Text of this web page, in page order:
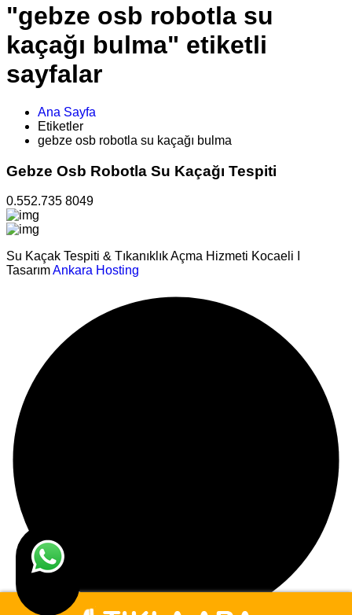
"gebze osb robotla su
kaçağı bulma" etiketli
sayfalar
Ana Sayfa
Etiketler
gebze osb robotla su kaçağı bulma
Gebze Osb Robotla Su Kaçağı Tespiti
0.552.735 8049
Su Kaçak Tespiti & Tıkanıklık Açma Hizmeti Kocaeli I
TasarımAnkara Hosting